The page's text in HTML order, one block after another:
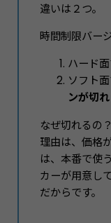
違いは２つ。
時間制限バー
ハード
ソフト面
ンが切
なぜ切れるの
理由は、価格
は、本番で使
カーが用意し
だからです。